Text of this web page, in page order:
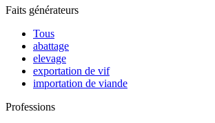
Faits générateurs
Tous
abattage
elevage
exportation de vif
importation de viande
Professions